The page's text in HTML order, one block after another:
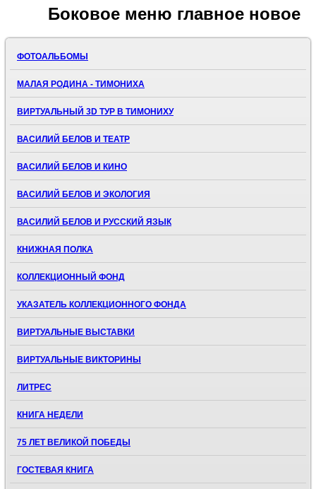
Боковое меню главное новое
ФОТОАЛЬБОМЫ
МАЛАЯ РОДИНА - ТИМОНИХА
ВИРТУАЛЬНЫЙ 3D ТУР В ТИМОНИХУ
ВАСИЛИЙ БЕЛОВ И ТЕАТР
ВАСИЛИЙ БЕЛОВ И КИНО
ВАСИЛИЙ БЕЛОВ И ЭКОЛОГИЯ
ВАСИЛИЙ БЕЛОВ И РУССКИЙ ЯЗЫК
КНИЖНАЯ ПОЛКА
КОЛЛЕКЦИОННЫЙ ФОНД
УКАЗАТЕЛЬ КОЛЛЕКЦИОННОГО ФОНДА
ВИРТУАЛЬНЫЕ ВЫСТАВКИ
ВИРТУАЛЬНЫЕ ВИКТОРИНЫ
ЛИТРЕС
КНИГА НЕДЕЛИ
75 ЛЕТ ВЕЛИКОЙ ПОБЕДЫ
ГОСТЕВАЯ КНИГА